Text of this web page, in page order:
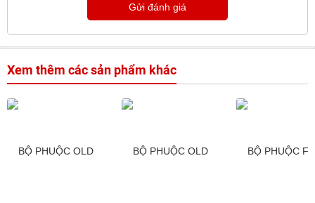
Gửi đánh giá
Xem thêm các sản phẩm khác